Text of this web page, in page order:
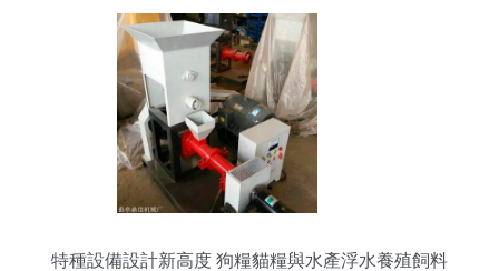
特種設備設計新高度 狗糧貓糧與水產浮水養殖飼料